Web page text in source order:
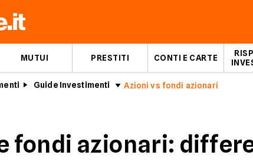
MUTUI PRESTITI CONTI E CARTE
Guide Investimenti Azioni vs fondi azionari
fondi azionari: